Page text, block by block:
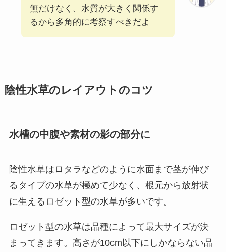
無だけなく、水質が大きく関係す
るから多角的に考察すべきだよ
陰性水草のレイアウトのコツ
水槽の中腹や素材の影の部分に
陰性水草はロタラなどのように水面まで茎が伸び
るタイプの水草が極めて少なく、根元から放射状
に生えるロゼット型の水草が多いです。
ロゼット型の水草は品種によって最大サイズが決
まってきます。高さが10cm以下にしかならない品